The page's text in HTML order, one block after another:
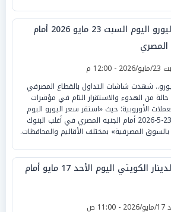
سعر اليورو اليوم السبت 23 مايو 2026 أمام
المصري
12:00 م
شهدت شاشات التداول بالقطاع المصرفي
من الهدوء والاستقرار التام في مؤشرات
الأوروبية؛ حيث «استقر سعر اليورو اليوم
السبت 23-5-2026 أمام الجنيه المصري في أغلب البنوك
بالسوق المصرفية» بمختلف الأقاليم والمحافظات.
سعر الدينار الكويتي اليوم الأحد 17 مايو أمام
ص